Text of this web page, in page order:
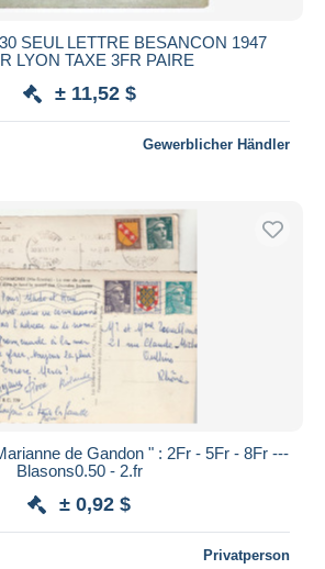
SEUL LETTRE BESANCON 1947
LYON TAXE 3FR PAIRE
± 11,52 $
Gewerblicher Händler
de Gandon " : 2Fr - 5Fr - 8Fr ---
Blasons0.50 - 2.fr
± 0,92 $
Privatperson